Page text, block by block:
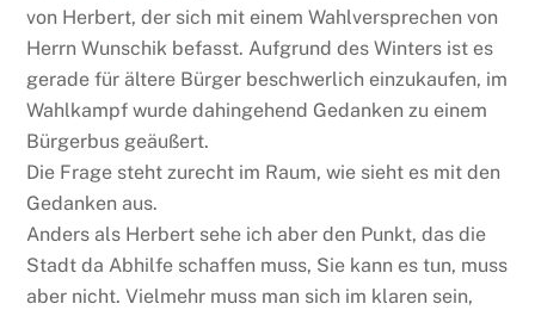
von Herbert, der sich mit einem Wahlversprechen von
Herrn Wunschik befasst. Aufgrund des Winters ist es
gerade für ältere Bürger beschwerlich einzukaufen, im
Wahlkampf wurde dahingehend Gedanken zu einem
Bürgerbus geäußert.
Die Frage steht zurecht im Raum, wie sieht es mit den
Gedanken aus.
Anders als Herbert sehe ich aber den Punkt, das die
Stadt da Abhilfe schaffen muss, Sie kann es tun, muss
aber nicht. Vielmehr muss man sich im klaren sein,